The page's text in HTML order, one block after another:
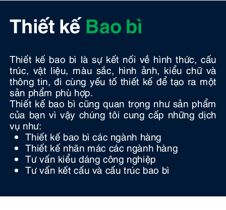
Thiết kếBao bì
Thiết kế bao bì là sự kết nối về hình thức, cấu
trúc, vật liệu, màu sắc, hình ảnh, kiểu chữ và
thông tin, đi cùng yếu tố thiết kế để tạo ra một
sản phẩm phù hợp.
Thiết kế bao bì cũng quan trọng như sản phẩm
của bạn vì vậy chúng tôi cung cấp những dịch
vụ như:
Thiết kế bao bì các ngành hàng
Thiết kế nhãn mác các ngành hàng
Tư vấn kiểu dáng công nghiệp
Tư vấn kết cấu và cấu trúc bao bì